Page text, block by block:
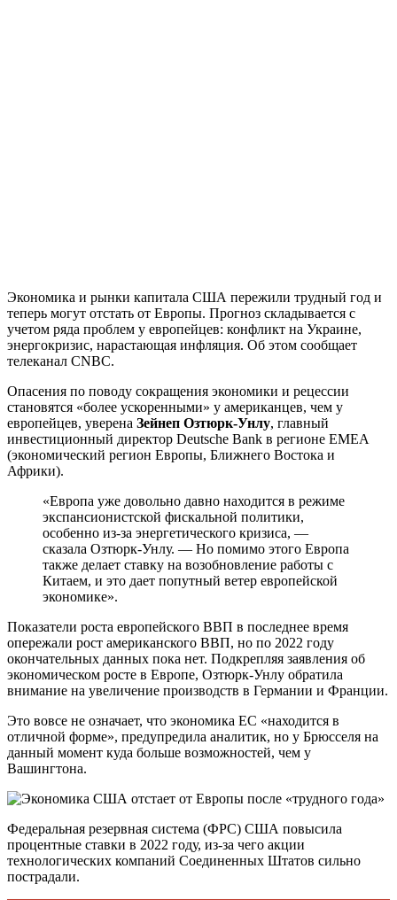
Экономика и рынки капитала США пережили трудный год и
теперь могут отстать от Европы. Прогноз складывается с
учетом ряда проблем у европейцев: конфликт на Украине,
энергокризис, нарастающая инфляция. Об этом сообщает
телеканал CNBC.
Опасения по поводу сокращения экономики и рецессии
становятся «более ускоренными» у американцев, чем у
европейцев, уверена Зейнеп Озтюрк-Унлу, главный
инвестиционный директор Deutsche Bank в регионе EMEA
(экономический регион Европы, Ближнего Востока и
Африки).
«Европа уже довольно давно находится в режиме
экспансионистской фискальной политики,
особенно из-за энергетического кризиса, —
сказала Озтюрк-Унлу. — Но помимо этого Европа
также делает ставку на возобновление работы с
Китаем, и это дает попутный ветер европейской
экономике».
Показатели роста европейского ВВП в последнее время
опережали рост американского ВВП, но по 2022 году
окончательных данных пока нет. Подкрепляя заявления об
экономическом росте в Европе, Озтюрк-Унлу обратила
внимание на увеличение производств в Германии и Франции.
Это вовсе не означает, что экономика ЕС «находится в
отличной форме», предупредила аналитик, но у Брюсселя на
данный момент куда больше возможностей, чем у
Вашингтона.
Федеральная резервная система (ФРС) США повысила
процентные ставки в 2022 году, из-за чего акции
технологических компаний Соединенных Штатов сильно
пострадали.